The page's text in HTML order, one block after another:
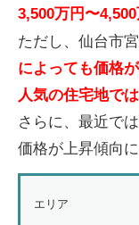
3,500万円〜4,500
ただし、仙台市
によっても価格
人気の住宅地で
さらに、最近で
価格が上昇傾向に
エリア